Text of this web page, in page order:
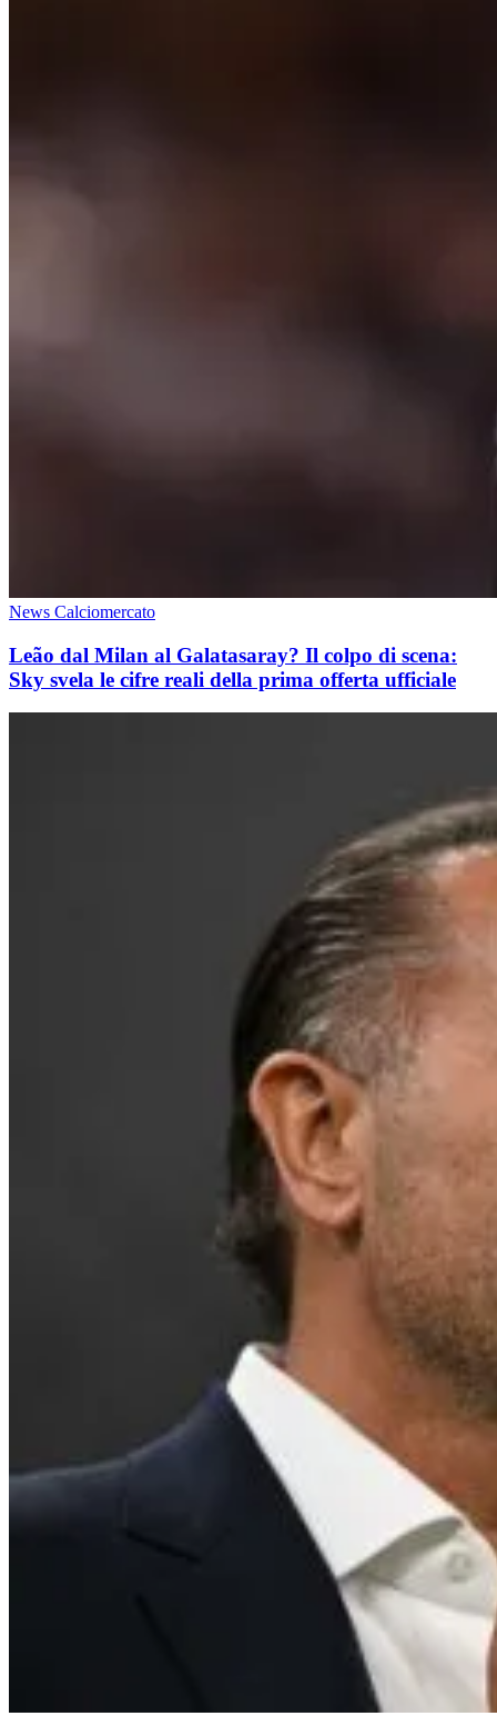
News Calciomercato
Leão dal Milan al Galatasaray? Il colpo di scena:
Sky svela le cifre reali della prima offerta ufficiale